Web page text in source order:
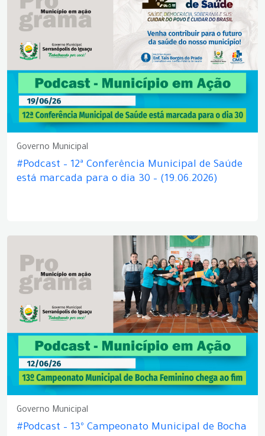
Governo Municipal
#Podcast – 12ª Conferência Municipal de Saúde
está marcada para o dia 30 – (19.06.2026)
Governo Municipal
#Podcast – 13º Campeonato Municipal de Bocha